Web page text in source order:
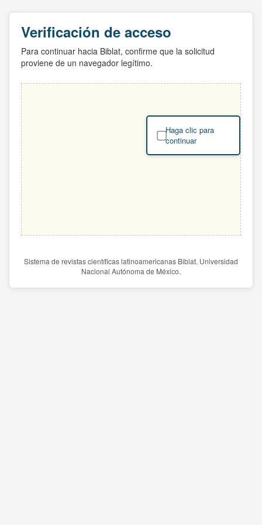
Verificación de acceso
Para continuar hacia Biblat, confirme que la solicitud
proviene de un navegador legítimo.
Haga clic para
continuar
Sistema de revistas científicas latinoamericanas Biblat. Universidad
Nacional Autónoma de México.